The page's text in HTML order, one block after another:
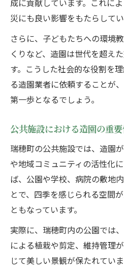
成に貢献しています。これに
災にも良い影響をもたらしてい
さらに、子どもたちへの環境
くりなど、造園は世代を超え
す。こうした社会的な役割を
る造園業者に依頼することが
第一歩となるでしょう。
公共施設における造園の重
瑞穂町の公共施設では、造園
や地域コミュニティの活性化
ば、公園や学校、病院の敷地
とで、四季を感じられる空間
ともなっています。
実際に、瑞穂町内の公園では
による植栽や剪定、維持管理
じて美しい景観が保たれてい